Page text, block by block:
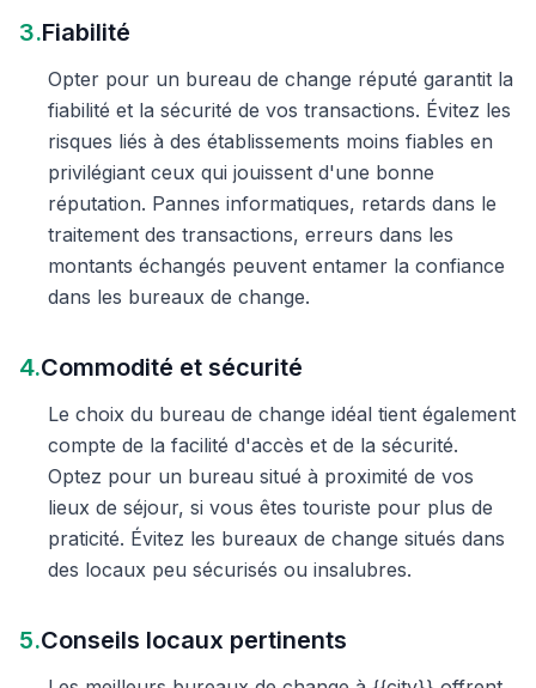
3.Fiabilité
Opter pour un bureau de change réputé garantit la
fiabilité et la sécurité de vos transactions. Évitez les
risques liés à des établissements moins fiables en
privilégiant ceux qui jouissent d'une bonne
réputation. Pannes informatiques, retards dans le
traitement des transactions, erreurs dans les
montants échangés peuvent entamer la confiance
dans les bureaux de change.
4.Commodité et sécurité
Le choix du bureau de change idéal tient également
compte de la facilité d'accès et de la sécurité.
Optez pour un bureau situé à proximité de vos
lieux de séjour, si vous êtes touriste pour plus de
praticité. Évitez les bureaux de change situés dans
des locaux peu sécurisés ou insalubres.
5.Conseils locaux pertinents